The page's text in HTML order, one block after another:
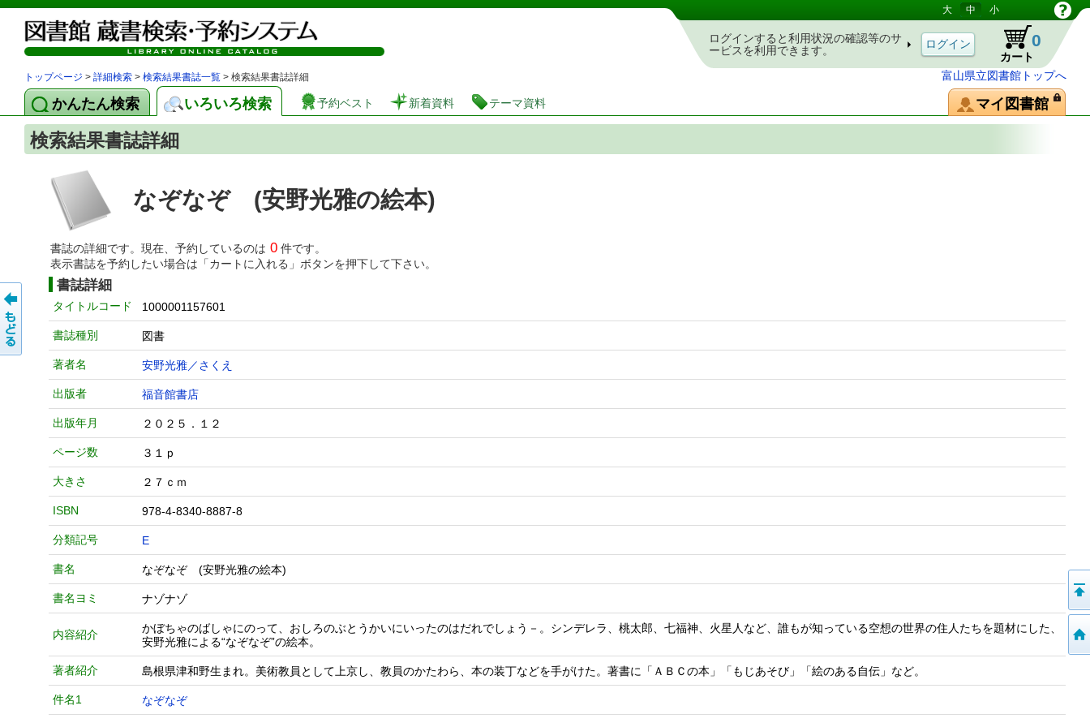
図書館 蔵書検索・予約システム 大 中 小
ログインすると利用状況の確認等のサ
ービスを利用できます。
カート
0
富山県立図書館トップへ
トップページ > 詳細検索 > 検索結果書誌一覧 > 検索結果書誌詳細
かんたん検索 いろいろ検索 予約ベスト 新着資料 テーマ資料 マイ図書館
検索結果書誌詳細
なぞなぞ (安野光雅の絵本)
書誌の詳細です。現在、予約しているのは 0 件です。
表示書誌を予約したい場合は「カートに入れる」ボタンを押下して下さい。
書誌詳細
タイトルコード 1000001157601
書誌種別 図書
著者名 安野光雅／さくえ
出版者 福音館書店
出版年月 ２０２５．１２
ページ数 ３１ｐ
大きさ ２７ｃｍ
ISBN 978-4-8340-8887-8
分類記号 E
書名 なぞなぞ (安野光雅の絵本)
書名ヨミ ナゾナゾ
内容紹介
かぼちゃのばしゃにのって、おしろのぶとうかいにいったのはだれでしょう－。シンデレラ、桃太郎、七福神、火星人など、誰もが知っている空想の世界の住人たちを題材にした、
安野光雅による“なぞなぞ”の絵本。
著者紹介 島根県津和野生まれ。美術教員として上京し、教員のかたわら、本の装丁などを手がけた。著書に「ＡＢＣの本」「もじあそび」「絵のある自伝」など。
件名1 なぞなぞ